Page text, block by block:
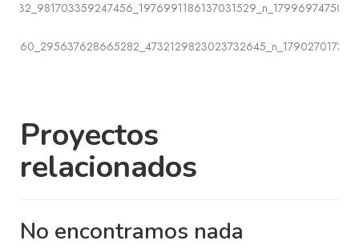
Proyectos
relacionados
No encontramos nada